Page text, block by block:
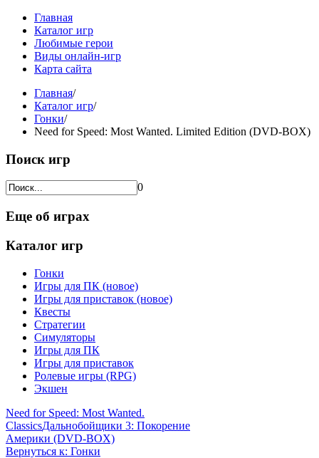
Главная
Каталог игр
Любимые герои
Виды онлайн-игр
Карта сайта
Главная/
Каталог игр/
Гонки/
Need for Speed: Most Wanted. Limited Edition (DVD-BOX)
Поиск игр
0
Еще об играх
Каталог игр
Гонки
Игры для ПК (новое)
Игры для приставок (новое)
Квесты
Стратегии
Симуляторы
Игры для ПК
Игры для приставок
Ролевые игры (RPG)
Экшен
Need for Speed: Most Wanted.
ClassicsДальнобойщики 3: Покорение
Америки (DVD-BOX)
Вернуться к: Гонки